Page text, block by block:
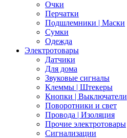
Очки
Перчатки
Подшлемники | Маски
Сумки
Одежда
Электротовары
Датчики
Для дома
Звуковые сигналы
Клеммы | Штекеры
Кнопки | Выключатели
Поворотники и свет
Провода | Изоляция
Прочие электротовары
Сигнализации